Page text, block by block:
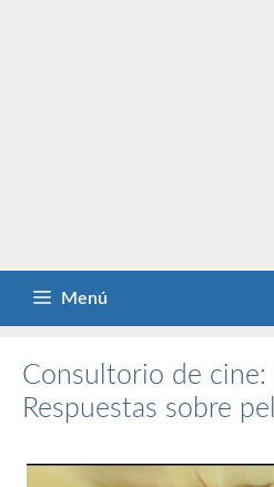
Menú
Consultorio de cine:
Respuestas sobre